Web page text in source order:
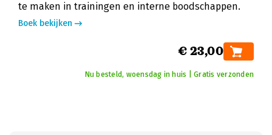
te maken in trainingen en interne boodschappen.
Boek bekijken
€ 23,00
Nu besteld, woensdag in huis | Gratis verzonden